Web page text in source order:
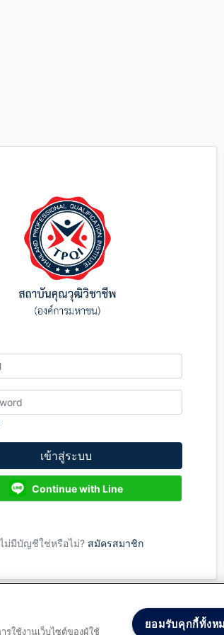
เข้าสู่ระบบ
Continue with Line
ม่มีบัญชีใช่หรือไม่? สมัครสมาชิก
ใช้งานเว็บไซต์ของผู้ใช้
ยอมรับคุกกี้ทั้งห